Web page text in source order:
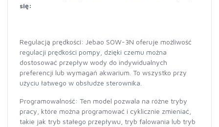
się:
Regulacją prędkości: Jebao SOW-3N oferuje możliwość
regulacji prędkości pompy, dzięki czemu można
dostosować przepływ wody do indywidualnych
preferencji lub wymagań akwarium. To wszystko przy
użyciu łatwego w obsłudze sterownika.
Programowalność: Ten model pozwala na różne tryby
pracy, które można programować i cyklicznie zmieniać,
takie jak tryb stałego przepływu, tryb falowania lub tryb